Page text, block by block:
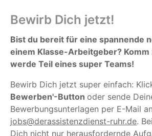
Bewirb Dich jetzt!
Bist du bereit für eine spannende
einem Klasse-Arbeitgeber? Komm
werde Teil eines super Teams!
Bewirb Dich jetzt super einfach:
Bewerben'-Button oder sende
Bewerbungsunterlagen per E-Mail an
jobs@derassistenzdienst-ruhr.de.
Dich nicht nur herausfordernde